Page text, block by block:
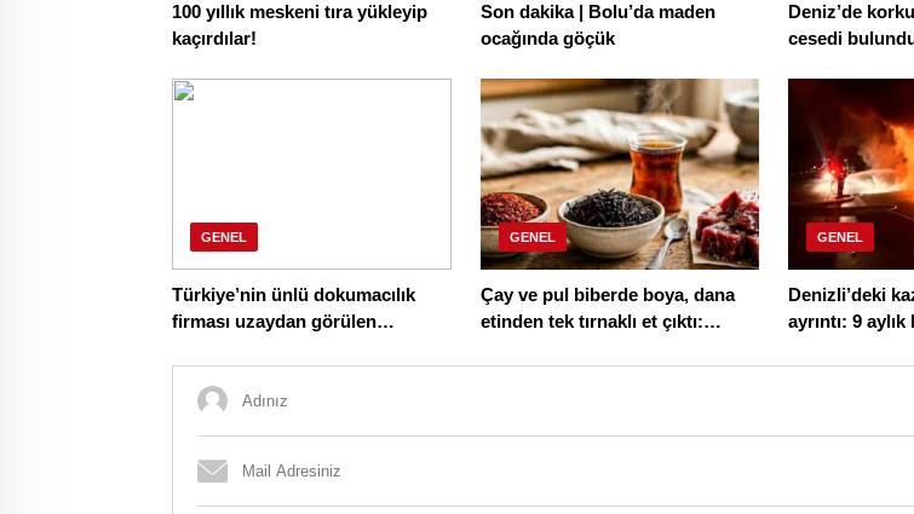
100 yıllık meskeni tıra yükleyip
kaçırdılar!
Son dakika | Bolu’da maden
ocağında göçük
Deniz’de
cesedi
GENEL
Türkiye’nin ünlü dokumacılık
firması uzaydan görülen
GENEL
Çay ve pul biberde boya, dana
etinden tek tırnaklı et çıktı:
GENEL
Denizli’deki
ayrıntı: 9